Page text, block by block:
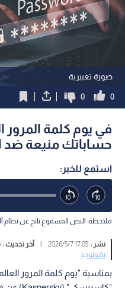
صورة تعبيرية
0
0
في يوم كلمة
حساباتك منيعة ضد
استمع للخبر:
ملاحظة: النص المسموع ناتج عن نظام
نشر :17:05 2026/5/7
| آخر تحديث :
تكنولوجيا
بمناسبة "يوم كلمة المرور